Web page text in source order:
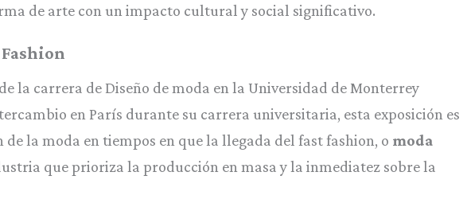
de arte con un impacto cultural y social significativo.
la carrera de Diseño de moda en la Universidad de Monterrey
en París durante su carrera universitaria, esta exposición es
la moda en tiempos en que la llegada del fast fashion, o moda
que prioriza la producción en masa y la inmediatez sobre la